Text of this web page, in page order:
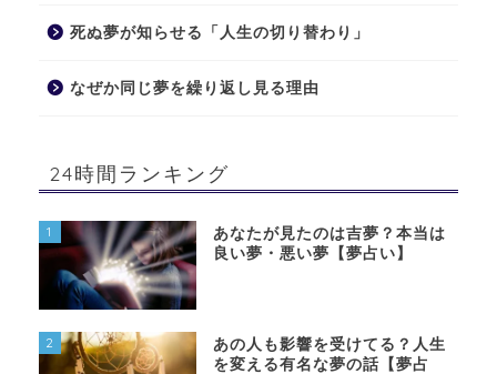
死ぬ夢が知らせる「人生の切り替わり」
なぜか同じ夢を繰り返し見る理由
24時間ランキング
1
あなたが見たのは吉夢？本当は
良い夢・悪い夢【夢占い】
2
あの人も影響を受けてる？人生
を変える有名な夢の話【夢占